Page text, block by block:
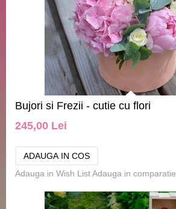
Bujori si Frezii - cutie cu flori
245,00 Lei
Adauga in Wish ListAdauga in comparatie